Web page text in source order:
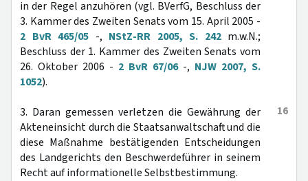
in der Regel anzuhören (vgl. BVerfG, Beschluss der
3. Kammer des Zweiten Senats vom 15. April 2005 -
2 BvR 465/05 -, NStZ-RR 2005, S. 242m.w.N.;
Beschluss der 1. Kammer des Zweiten Senats vom
26. Oktober 2006 - 2 BvR 67/06-, NJW 2007, S.
1052).
16
3. Daran gemessen verletzen die Gewährung der
Akteneinsicht durch die Staatsanwaltschaft und die
diese Maßnahme bestätigenden Entscheidungen
des Landgerichts den Beschwerdeführer in seinem
Recht auf informationelle Selbstbestimmung.